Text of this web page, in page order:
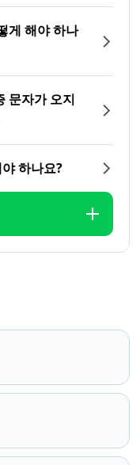
게 해야 하나
문자가 오지
하나요?